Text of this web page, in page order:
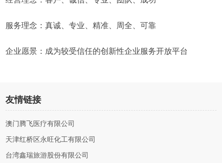
服务理念：真诚、专业、精准、周全、可靠
企业愿景：成为较受信任的创新性企业服务开放平台
友情链接
澳门腾飞医疗有限公司
天津红桥区永旺化工有限公司
台湾鑫瑞旅游股份有限公司